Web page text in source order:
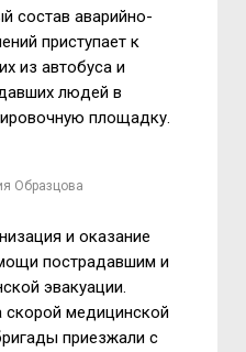
состав аварийно-
приступает к
из автобуса и
людей в
площадку.
Образцова
и оказание
пострадавшим и
эвакуации.
скорой медицинской
приезжали с